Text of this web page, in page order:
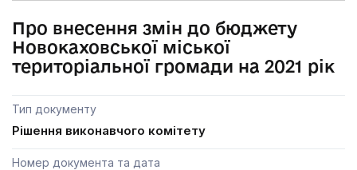
Про внесення змін до бюджету
Новокаховської міської
територіальної громади на 2021 рік
Тип документу
Рішення виконавчого комітету
Номер документа та дата